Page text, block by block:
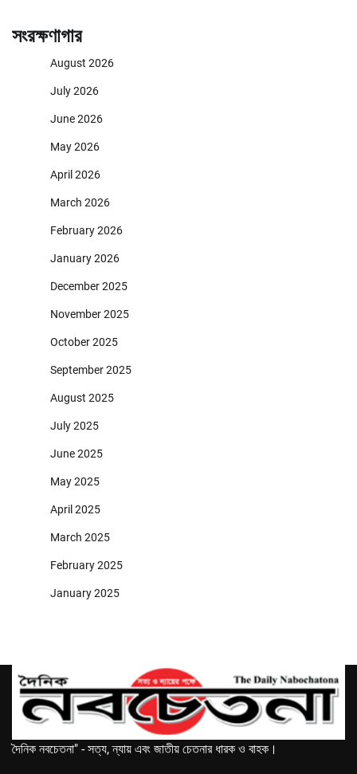
সংরক্ষণাগার
August 2026
July 2026
June 2026
May 2026
April 2026
March 2026
February 2026
January 2026
December 2025
November 2025
October 2025
September 2025
August 2025
July 2025
June 2025
May 2025
April 2025
March 2025
February 2025
January 2025
দৈনিক নবচেতনা" - সত্য, ন্যায় এবং জাতীয় চেতনার ধারক ও বাহক।